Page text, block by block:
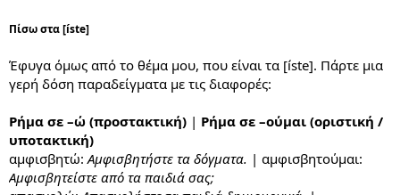
Πίσω στα [íste]
Έφυγα όμως από το θέμα μου, που είναι τα [íste]. Πάρτε μια
γερή δόση παραδείγματα με τις διαφορές:
Ρήμα σε –ώ (προστακτική) | Ρήμα σε –ούμαι (οριστική /
υποτακτική)
αμφισβητώ: Αμφισβητήστε τα δόγματα. | αμφισβητούμαι:
Αμφισβητείστε από τα παιδιά σας;